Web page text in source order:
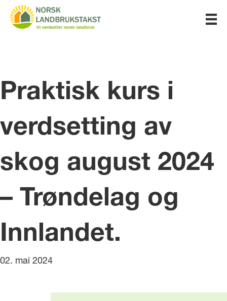
Praktisk kurs i
verdsetting av
skog august 2024
– Trøndelag og
Innlandet.
02. mai 2024